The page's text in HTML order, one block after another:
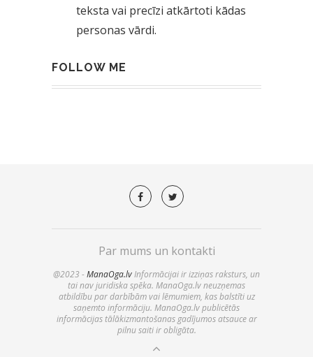
teksta vai precīzi atkārtoti kādas
personas vārdi.
FOLLOW ME
Par mums un kontakti
@2023 - ManaOga.lvInformācijai ir izziņas raksturs, un
tai nav juridiska spēka. ManaOga.lv neuzņemas
atbildību par darbībām vai lēmumiem, kas balstīti uz
saņemto informāciju. ManaOga.lv publicētās
informācijas tālākizmantošanas gadījumos atsauce ar
pilnu saiti ir obligāta.